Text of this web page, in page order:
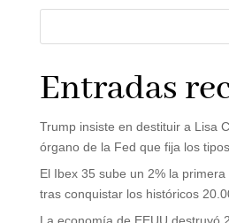
Entradas
Trump insiste en destituir a Lisa
órgano de la Fed que fija los
El Ibex 35 sube un 2% la
tras conquistar los históricos